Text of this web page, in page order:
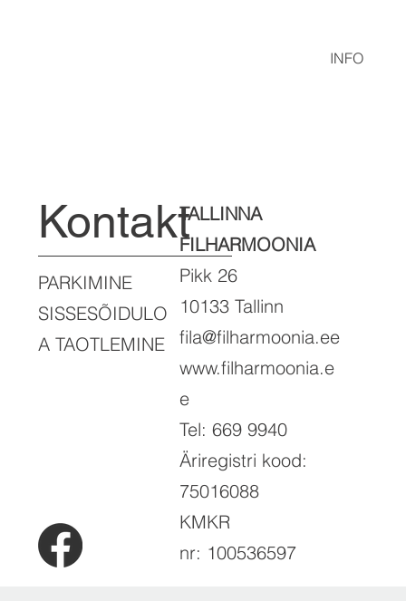
INFO
TALLINNA
FILHARMOONIA
Pikk 26
10133 Tallinn
fila@filharmoonia.ee
www.filharmoonia.e
e
Tel: 669 9940
Äriregistri kood:
75016088
KMKR
nr: 100536597
Kontakt
PARKIMINE
SISSESÕIDULO
A TAOTLEMINE